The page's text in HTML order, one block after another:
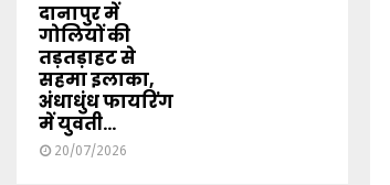
दानापुर में
गोलियों की
तड़तड़ाहट से
सहमा इलाका,
अंधाधुंध फायरिंग
में युवती...
20/07/2026